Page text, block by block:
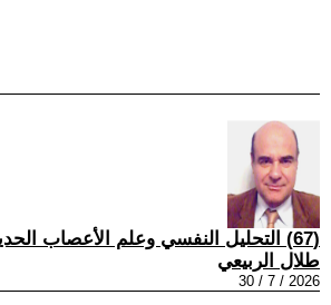
(67) التحليل النفسي وعلم الأعصاب الحديث 123
طلال الربيعي
2026 / 7 / 30